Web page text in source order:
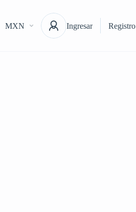
MXN Ingresar Registro